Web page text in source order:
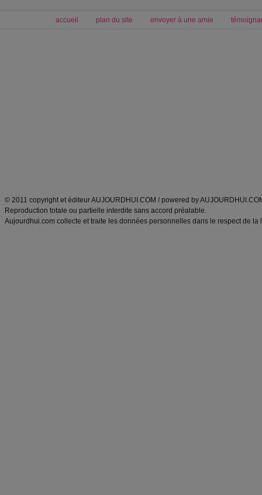
accueil plan du site envoyer à une amie
© 2011 copyright et éditeur AUJOURDHUI.COM / powered by
Reproduction totale ou partielle interdite sans accord préalable.
Aujourdhui.com collecte et traite les données personnelles dans le respect de